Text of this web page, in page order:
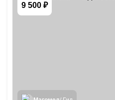
9 500 ₽